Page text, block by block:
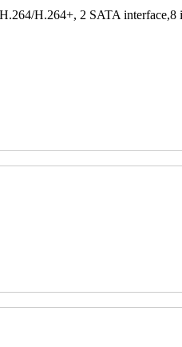
H.264+, 2 SATA interface,8